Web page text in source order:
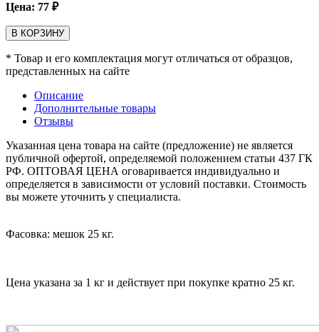
Цена: 77 ₽
В КОРЗИНУ
* Товар и его комплектация могут отличаться от образцов,
представленных на сайте
Описание
Дополнительные товары
Отзывы
Указанная цена товара на сайте (предложение) не является
публичной офертой, определяемой положением статьи 437 ГК
РФ. ОПТОВАЯ ЦЕНА оговаривается индивидуально и
определяется в зависимости от условий поставки. Стоимость
вы можете уточнить у специалиста.
Фасовка: мешок 25 кг.
Цена указана за 1 кг и действует при покупке кратно 25 кг.